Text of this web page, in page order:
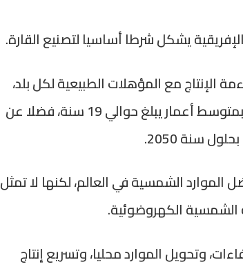
يشكل شرطا أساسيا لتصنيع القارة.
الإنتاج مع المؤهلات الطبيعية لكل بلد،
مشيرا إلى أن القارة تتوفر على طاقات شبابية استثنائية، بمتوسط أعمار يبلغ حوالي 19 سنة، فضلا عن
نحو 60 في المائة من أفضل الموارد الشمسية في العالم، لكنها لا تمثل
وتحويل الموارد محليا، وتسريع إنتاج